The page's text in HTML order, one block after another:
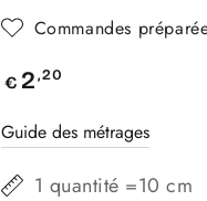
Commandes
Prix
€ 2 ,20
Guide des métrages
1 quantité =10 cm